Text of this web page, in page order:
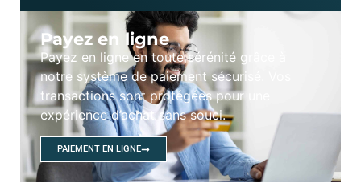
Payez en ligne
Payez en ligne en toute sérénité grâce à
notre système de paiement sécurisé. Vos
transactions sont protégées pour une
expérience d’achat sans souci.
PAIEMENT EN LIGNE